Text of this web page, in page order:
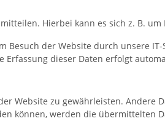
Hierbei kann es sich z. B.
der Website durch unsere
dieser Daten erfolgt
Website zu gewährleisten. Andere
können, werden die übermittelten